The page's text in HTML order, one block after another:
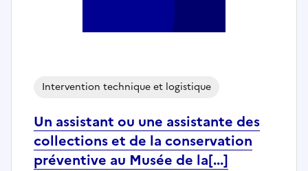
Un assistant ou une assistante des
collections et de la conservation
préventive au Musée de la[...]
Intervention technique et logistique